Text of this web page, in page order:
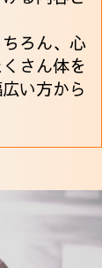
ろん、心
さん体を
い方から